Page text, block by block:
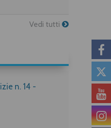
Vedi tutti
n. 14 -